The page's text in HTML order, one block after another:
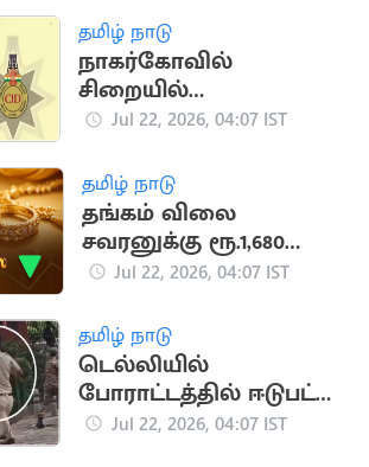
அதிர்ச்சி
தமிழ் நாடு
நாகர்கோவில்
சிறையில்
விசாரணைக் கைதி
சிபிசிஐடி-க்கு மாற்றம்
Jul 22, 2026, 04:07 IST
தமிழ் நாடு
தங்கம் விலை
சவரனுக்கு ரூ.1,680
உயர்ந்தது
Jul 22, 2026, 04:07 IST
தமிழ் நாடு
டெல்லியில்
போராட்டத்தில் ஈடுபட்ட
பெண்ணை அறைந்த
Jul 22, 2026, 04:07 IST